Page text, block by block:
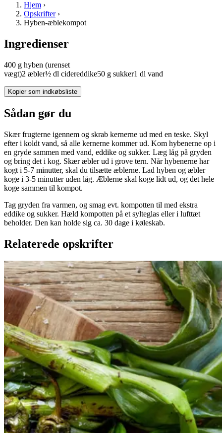
Hjem ›
Opskrifter›
Hyben-æblekompot
Ingredienser
400 g hyben (urenset
vægt)2 æbler½ dl cidereddike50 g sukker1 dl vand
Kopier som indkøbsliste
Sådan gør du
Skær frugterne igennem og skrab kernerne ud med en teske. Skyl
efter i koldt vand, så alle kernerne kommer ud. Kom hybenerne op i
en gryde sammen med vand, eddike og sukker. Læg låg på gryden
og bring det i kog. Skær æbler ud i grove tern. Når hybenerne har
kogt i 5-7 minutter, skal du tilsætte æblerne. Lad hyben og æbler
koge i 3-5 minutter uden låg. Æblerne skal koge lidt ud, og det hele
koge sammen til kompot.
Tag gryden fra varmen, og smag evt. kompotten til med ekstra
eddike og sukker. Hæld kompotten på et sylteglas eller i lufttæt
beholder. Den kan holde sig ca. 30 dage i køleskab.
Relaterede opskrifter
CatalanskCatalansk
bønnesalatbønnesala
t medmed
grilledegrillede
grøntsagergrøntsage
r ogog salbitxada-
saucesalbitxada-
sauce